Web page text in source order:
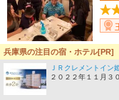
男女2名ずつで行きました。
た。 こうや...
兵庫県の注目の宿・ホテル[PR]
ＪＲクレメントイン
２０２２年１１月３